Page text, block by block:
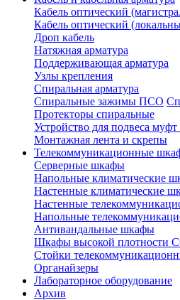
Кабель оптический
Кабель оптический
Дроп кабель
Натяжная арматура
Поддерживающая арматура
Узлы крепления
Спиральная арматура
Спиральные зажимы ПСО
Протекторы спиральные
Устройство для подвеса муфт
Монтажная лента и скрепы
Телекоммуникационные
Серверные шкафы
Напольные климатические
Настенные климатические
Настенные
Напольные
Антивандальные шкафы
Шкафы высокой плотности
Стойки
Органайзеры
Лабораторное оборудование
Архив